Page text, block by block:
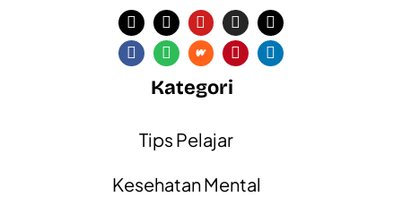
Kategori
Tips Pelajar
Kesehatan Mental